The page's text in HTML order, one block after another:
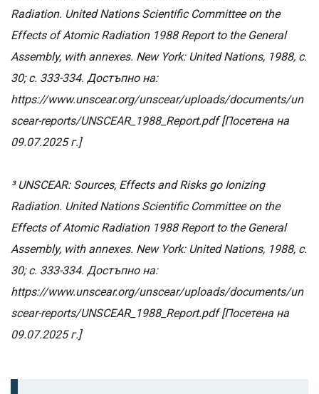
Radiation. United Nations Scientific Committee on the
Effects of Atomic Radiation 1988 Report to the General
Assembly, with annexes. New York: United Nations, 1988, с.
30; с. 333-334. Достъпно на:
https://www.unscear.org/unscear/uploads/documents/un
scear-reports/UNSCEAR_1988_Report.pdf [Посетена на
09.07.2025 г.]
³ UNSCEAR: Sources, Effects and Risks go Ionizing
Radiation. United Nations Scientific Committee on the
Effects of Atomic Radiation 1988 Report to the General
Assembly, with annexes. New York: United Nations, 1988, с.
30; с. 333-334. Достъпно на:
https://www.unscear.org/unscear/uploads/documents/un
scear-reports/UNSCEAR_1988_Report.pdf [Посетена на
09.07.2025 г.]